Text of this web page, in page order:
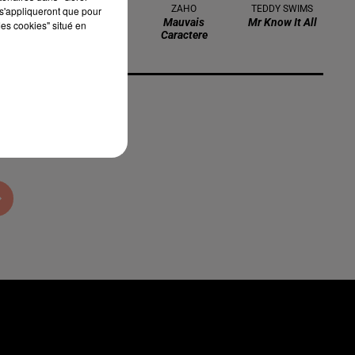
MANON LISA
Le Petit Pecheur
ZAHO
Mauvais
Caractere
TEDDY SWIMS
Mr Know It All
que pour
cookies" situé en